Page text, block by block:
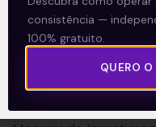
Explore
Artigos
consistência —
100% gratuito.
QUERO